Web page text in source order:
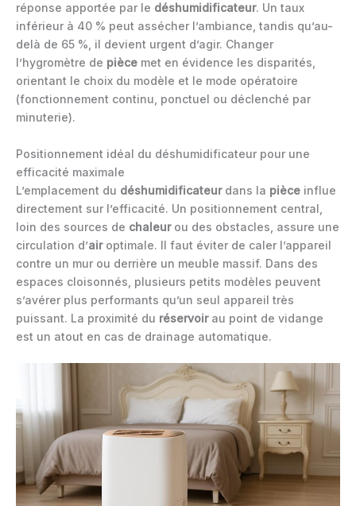
réponse apportée par le déshumidificateur. Un taux
inférieur à 40 % peut assécher l’ambiance, tandis qu’au-
delà de 65 %, il devient urgent d’agir. Changer
l’hygromètre de pièce met en évidence les disparités,
orientant le choix du modèle et le mode opératoire
(fonctionnement continu, ponctuel ou déclenché par
minuterie).
Positionnement idéal du déshumidificateur pour une
efficacité maximale
L’emplacement du déshumidificateurdans la pièce influe
directement sur l’efficacité. Un positionnement central,
loin des sources de chaleurou des obstacles, assure une
circulation d’airoptimale. Il faut éviter de caler l’appareil
contre un mur ou derrière un meuble massif. Dans des
espaces cloisonnés, plusieurs petits modèles peuvent
s’avérer plus performants qu’un seul appareil très
puissant. La proximité du réservoirau point de vidange
est un atout en cas de drainage automatique.